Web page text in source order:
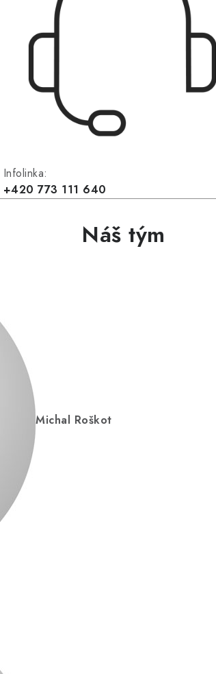
Infolinka:
+420 773 111 640
Náš tým
Michal Roškot